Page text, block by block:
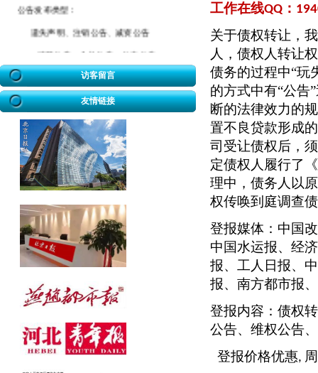
公告发布类型：
遗失声明、注销公告、减资公告
清算公告、合并公告、分立公告
催款公告、拆迁公告、海事公告
迁坟公告、法院公告、送达公告
开业公告、破产公告、协查公告
冒用声明、致歉公告、招标公告
企业迁址公告、房屋权属转移公告
股权转让公告、解除合同公告等
公告发布热线：010-61429368
访客留言
友情链接
工作在线QQ ：
关于债权转让，
人，债权人转让
债务的过程中“玩
的方式中有“公告
断的法律效力的
置不良贷款形成
司受让债权后，
定债权人履行了
理中，债务人以
权传唤到庭调查
登报媒体：中国
中国水运报、经
报、工人日报、
报、南方都市报
登报内容：债权
公告、维权公告
登报价格优惠,